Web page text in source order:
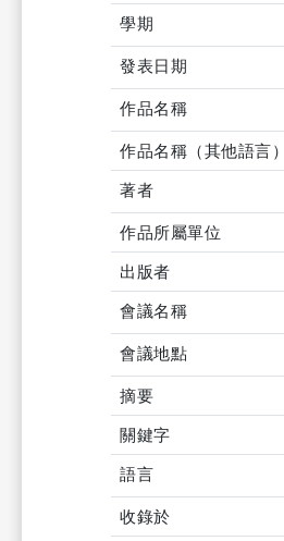
學期
發表日期
作品名稱
作品名稱（其他語言）
著者
作品所屬單位
出版者
會議名稱
會議地點
摘要
關鍵字
語言
收錄於